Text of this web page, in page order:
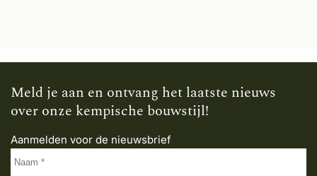
Meld je aan en ontvang het laatste nieuws
over onze kempische bouwstijl!
Aanmelden voor de nieuwsbrief